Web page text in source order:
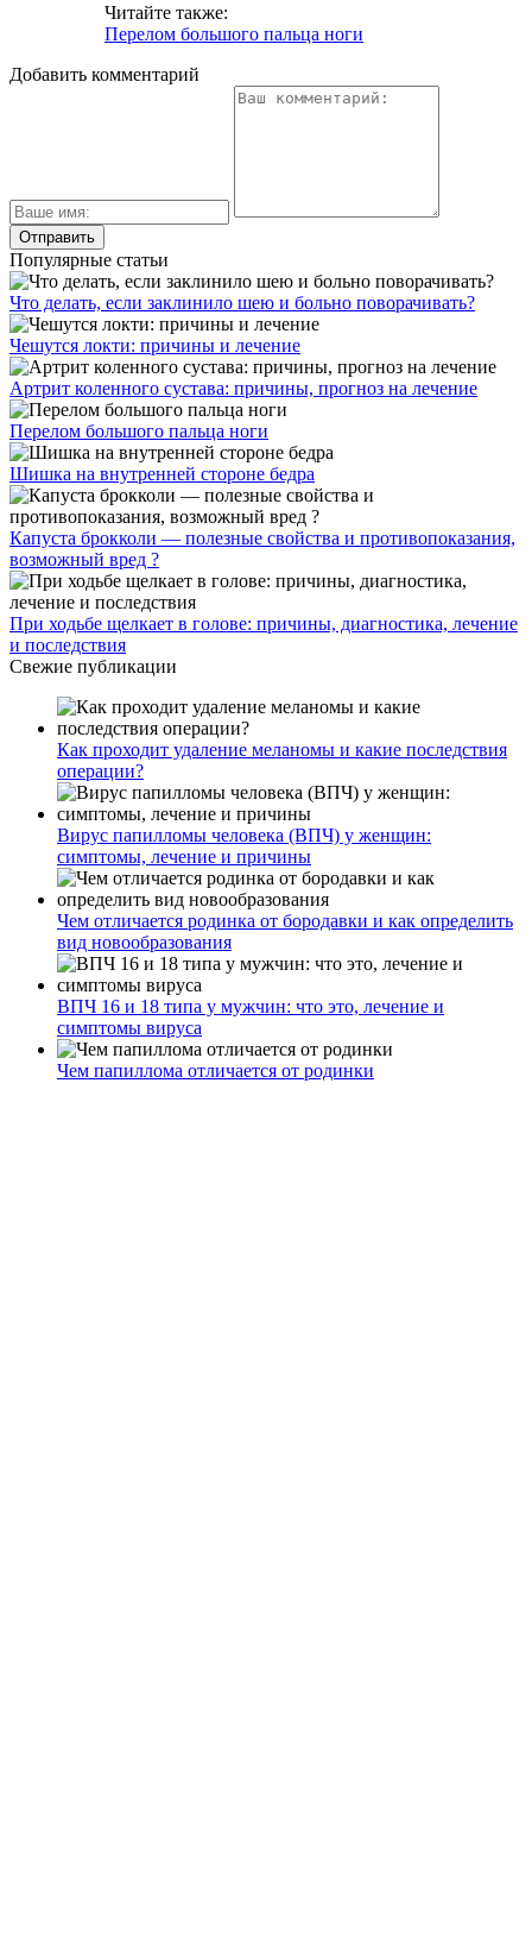
Читайте также:
Перелом большого пальца ноги
Добавить комментарий
Популярные статьи
Что делать, если заклинило шею и больно поворачивать?
Чешутся локти: причины и лечение
Артрит коленного сустава: причины, прогноз на лечение
Перелом большого пальца ноги
Шишка на внутренней стороне бедра
Капуста брокколи — полезные свойства и противопоказания,
возможный вред ?
При ходьбе щелкает в голове: причины, диагностика, лечение
и последствия
Свежие публикации
Как проходит удаление меланомы и какие последствия
операции?
Вирус папилломы человека (ВПЧ) у женщин:
симптомы, лечение и причины
Чем отличается родинка от бородавки и как определить
вид новообразования
ВПЧ 16 и 18 типа у мужчин: что это, лечение и
симптомы вируса
Чем папиллома отличается от родинки